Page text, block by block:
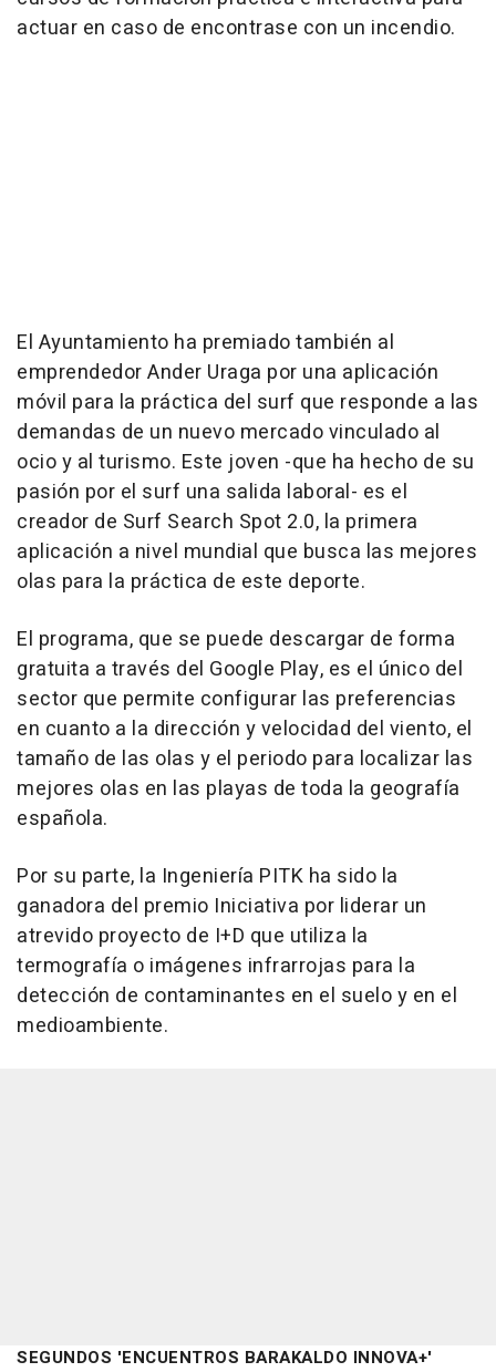
actuar en caso de encontrase con un incendio.
El Ayuntamiento ha premiado también al
emprendedor Ander Uraga por una aplicación
móvil para la práctica del surf que responde a las
demandas de un nuevo mercado vinculado al
ocio y al turismo. Este joven -que ha hecho de su
pasión por el surf una salida laboral- es el
creador de Surf Search Spot 2.0, la primera
aplicación a nivel mundial que busca las mejores
olas para la práctica de este deporte.
El programa, que se puede descargar de forma
gratuita a través del Google Play, es el único del
sector que permite configurar las preferencias
en cuanto a la dirección y velocidad del viento, el
tamaño de las olas y el periodo para localizar las
mejores olas en las playas de toda la geografía
española.
Por su parte, la Ingeniería PITK ha sido la
ganadora del premio Iniciativa por liderar un
atrevido proyecto de I+D que utiliza la
termografía o imágenes infrarrojas para la
detección de contaminantes en el suelo y en el
medioambiente.
SEGUNDOS 'ENCUENTROS BARAKALDO INNOVA+'